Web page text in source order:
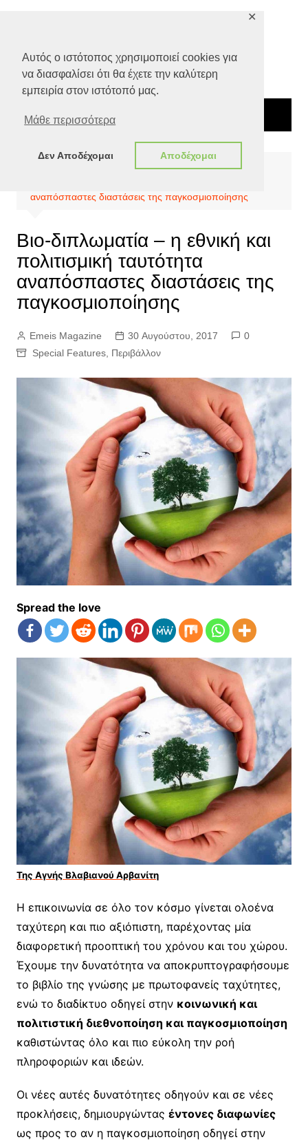
Αυτός ο ιστότοπος χρησιμοποιεί cookies για
να διασφαλίσει ότι θα έχετε την καλύτερη
εμπειρία στον ιστότοπό μας.
Μάθε περισσότερα
Δεν Αποδέχομαι Αποδέχομαι
✕
Special Features
αναπόσπαστες διαστάσεις της παγκοσμιοποίησης
Βιο-διπλωματία – η εθνική και
πολιτισμική ταυτότητα
αναπόσπαστες διαστάσεις της
παγκοσμιοποίησης
Emeis Magazine 30 Αυγούστου, 2017
0
Special Features, Περιβάλλον
Spread the love
Της Αγνής Βλαβιανού Αρβανίτη
Η επικοινωνία σε όλο τον κόσμο γίνεται ολοένα
ταχύτερη και πιο αξιόπιστη, παρέχοντας μία
διαφορετική προοπτική του χρόνου και του χώρου.
Έχουμε την δυνατότητα να αποκρυπτογραφήσουμε
το βιβλίο της γνώσης με πρωτοφανείς ταχύτητες,
ενώ το διαδίκτυο οδηγεί στην κοινωνική και
πολιτιστική διεθνοποίηση και παγκοσμιοποίηση
καθιστώντας όλο και πιο εύκολη την ροή
πληροφοριών και ιδεών.
Οι νέες αυτές δυνατότητες οδηγούν και σε νέες
προκλήσεις, δημιουργώντας έντονες διαφωνίες
ως προς το αν η παγκοσμιοποίηση οδηγεί στην